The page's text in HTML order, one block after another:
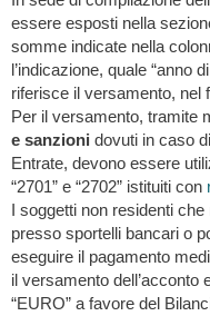
essere esposti nella
somme indicate nella
l’indicazione, quale “anno
riferisce il versamento, nel
Per il versamento, tramite
e sanzioni dovuti in caso di
Entrate, devono essere
“2701” e “2702” istituiti con
I soggetti non residenti
presso sportelli bancari o
eseguire il pagamento
il versamento dell’acconto
“EURO” a favore del